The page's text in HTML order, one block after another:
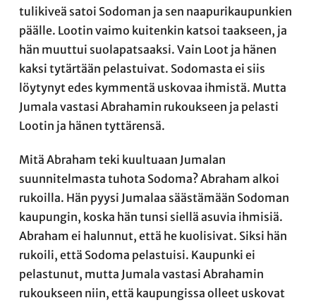
tulikiveä satoi Sodoman ja sen naapurikaupunkien
päälle. Lootin vaimo kuitenkin katsoi taakseen, ja
hän muuttui suolapatsaaksi. Vain Loot ja hänen
kaksi tytärtään pelastuivat. Sodomasta ei siis
löytynyt edes kymmentä uskovaa ihmistä. Mutta
Jumala vastasi Abrahamin rukoukseen ja pelasti
Lootin ja hänen tyttärensä.
Mitä Abraham teki kuultuaan Jumalan
suunnitelmasta tuhota Sodoma? Abraham alkoi
rukoilla. Hän pyysi Jumalaa säästämään Sodoman
kaupungin, koska hän tunsi siellä asuvia ihmisiä.
Abraham ei halunnut, että he kuolisivat. Siksi hän
rukoili, että Sodoma pelastuisi. Kaupunki ei
pelastunut, mutta Jumala vastasi Abrahamin
rukoukseen niin, että kaupungissa olleet uskovat